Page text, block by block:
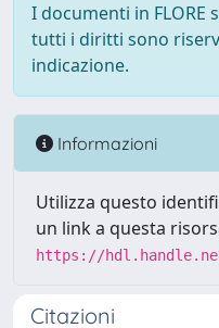
I documenti in
tutti i diritti sono
indicazione.
Informazioni
Utilizza questo
un link a questa
https://
Citazioni